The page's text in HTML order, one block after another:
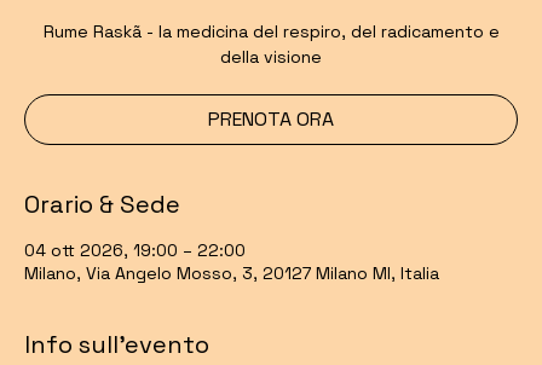
Rume Raskã - la medicina del respiro, del radicamento e
della visione
PRENOTA ORA
Orario & Sede
04 ott 2026, 19:00 – 22:00
Milano, Via Angelo Mosso, 3, 20127 Milano MI, Italia
Info sull'evento